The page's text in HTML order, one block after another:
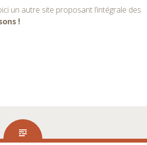
un autre site proposant l’intégrale des
!